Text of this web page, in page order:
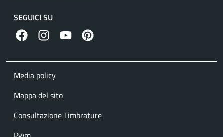
SEGUICI SU
facebook instagramcanale youtube
pinterest
Media policy
Mappa del sito
Consultazione Timbrature